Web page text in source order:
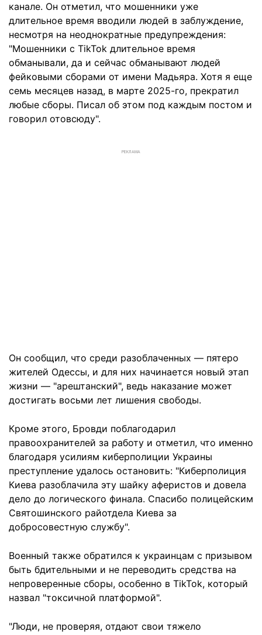
канале. Он отметил, что мошенники уже
длительное время вводили людей в заблуждение,
несмотря на неоднократные предупреждения:
"Мошенники с TikTok длительное время
обманывали, да и сейчас обманывают людей
фейковыми сборами от имени Мадьяра. Хотя я еще
семь месяцев назад, в марте 2025-го, прекратил
любые сборы. Писал об этом под каждым постом и
говорил отовсюду".
РЕКЛАМА
Он сообщил, что среди разоблаченных — пятеро
жителей Одессы, и для них начинается новый этап
жизни — "арештанский", ведь наказание может
достигать восьми лет лишения свободы.
Кроме этого, Бровди поблагодарил
правоохранителей за работу и отметил, что именно
благодаря усилиям киберполиции Украины
преступление удалось остановить: "Киберполиция
Киева разоблачила эту шайку аферистов и довела
дело до логического финала. Спасибо полицейским
Святошинского райотдела Киева за
добросовестную службу".
Военный также обратился к украинцам с призывом
быть бдительными и не переводить средства на
непроверенные сборы, особенно в TikTok, который
назвал "токсичной платформой".
"Люди, не проверяя, отдают свои тяжело